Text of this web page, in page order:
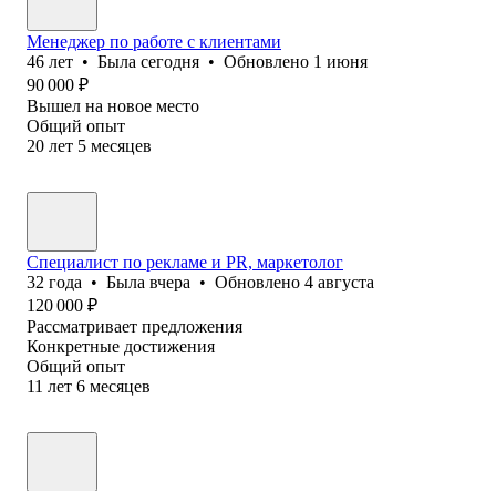
Менеджер по работе с клиентами
46 лет • Была сегодня • Обновлено 1 июня
90 000 ₽
Вышел на новое место
Общий опыт
20 лет 5 месяцев
Специалист по рекламе и PR, маркетолог
32 года • Была вчера • Обновлено 4 августа
120 000 ₽
Рассматривает предложения
Конкретные достижения
Общий опыт
11 лет 6 месяцев